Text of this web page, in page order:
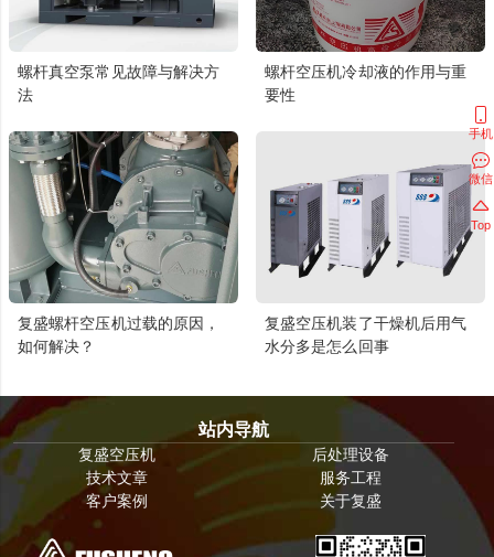
手机
微信
Top
螺杆真空泵常见故障与解决方
法
螺杆空压机冷却液的作用与重
要性
复盛螺杆空压机过载的原因，
如何解决？
复盛空压机装了干燥机后用气
水分多是怎么回事
站内导航
复盛空压机
后处理设备
技术文章
服务工程
客户案例
关于复盛